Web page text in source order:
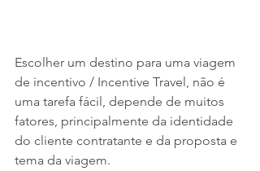
Escolher um destino para uma viagem
de incentivo / Incentive Travel, não é
uma tarefa fácil, depende de muitos
fatores, principalmente da identidade
do cliente contratante e da proposta e
tema da viagem.